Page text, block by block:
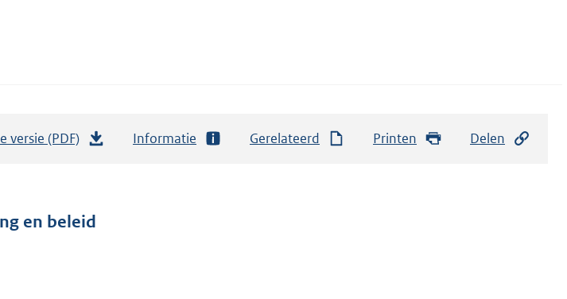
versie (PDF)
a
Informatie Gerelateerd Printen Delen
en beleid